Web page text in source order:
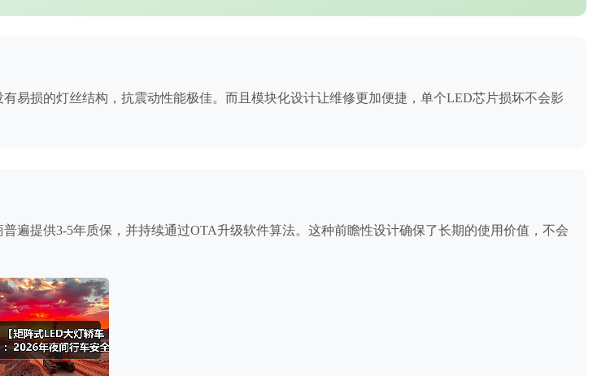
易损的灯丝结构，抗震动性能极佳。而且模块化设计让维修更加便捷，单个LED芯片损坏不会影
遍提供3-5年质保，并持续通过OTA升级软件算法。这种前瞻性设计确保了长期的使用价值，不会